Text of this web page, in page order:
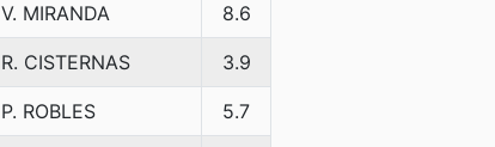
V. MIRANDA 8.6
R. CISTERNAS 3.9
P. ROBLES 5.7